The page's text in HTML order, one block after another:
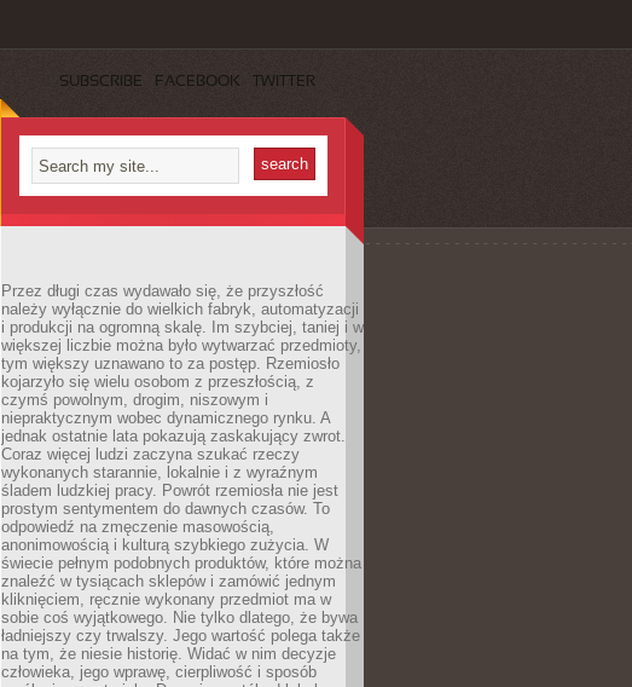
SUBSCRIBE FACEBOOK TWITTER
Przez długi czas wydawało się, że przyszłość
należy wyłącznie do wielkich fabryk, automatyzacji
i produkcji na ogromną skalę. Im szybciej, taniej i w
większej liczbie można było wytwarzać przedmioty,
tym większy uznawano to za postęp. Rzemiosło
kojarzyło się wielu osobom z przeszłością, z
czymś powolnym, drogim, niszowym i
niepraktycznym wobec dynamicznego rynku. A
jednak ostatnie lata pokazują zaskakujący zwrot.
Coraz więcej ludzi zaczyna szukać rzeczy
wykonanych starannie, lokalnie i z wyraźnym
śladem ludzkiej pracy. Powrót rzemiosła nie jest
prostym sentymentem do dawnych czasów. To
odpowiedź na zmęczenie masowością,
anonimowością i kulturą szybkiego zużycia. W
świecie pełnym podobnych produktów, które można
znaleźć w tysiącach sklepów i zamówić jednym
kliknięciem, ręcznie wykonany przedmiot ma w
sobie coś wyjątkowego. Nie tylko dlatego, że bywa
ładniejszy czy trwalszy. Jego wartość polega także
na tym, że niesie historię. Widać w nim decyzje
człowieka, jego wprawę, cierpliwość i sposób